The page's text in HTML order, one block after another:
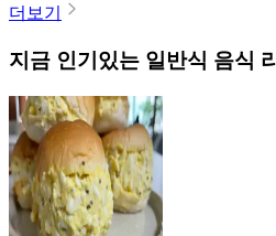
더보기
지금 인기있는 일반식 음식